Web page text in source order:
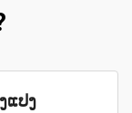
ແປງ